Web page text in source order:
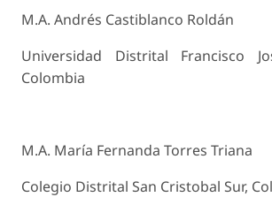
M.A. Andrés Castiblanco Roldán
Universidad Distrital Francisco
Colombia
M.A. María Fernanda Torres Triana
Colegio Distrital San Cristobal Sur,